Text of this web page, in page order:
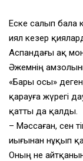
Еске салып бала
Қиял кезер
Аспандағы ақ
Әжемнің
«Бары осы»
қарауға жүрегі
қатты да қалды.
– Мәссаған, сен
иығынан нұқып
Оның не айтқанын